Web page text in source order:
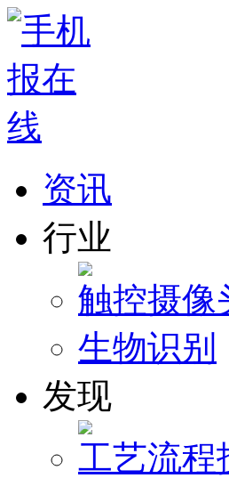
资讯
行业
触控摄像
生物识别
发现
工艺流程